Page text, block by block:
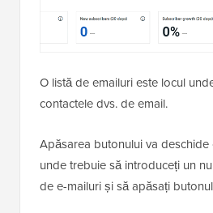
O listă de emailuri este locul
contactele dvs. de email.
Apăsarea butonului va
unde trebuie să introduceți un
de e-mailuri și să apăsați butonul